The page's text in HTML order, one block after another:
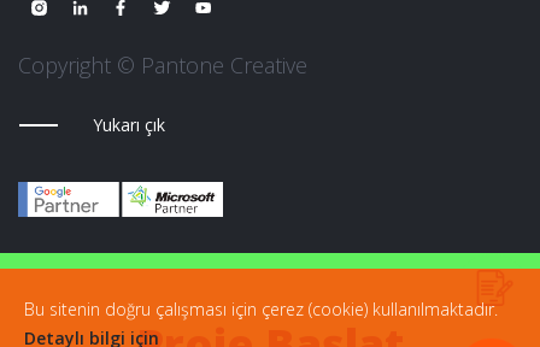
Copyright © Pantone Creative
Yukarı çık
Bu sitenin doğru çalışması için çerez (cookie) kullanılmaktadır.
Detaylı bilgi için